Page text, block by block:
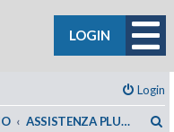
LOGIN
Login
ASSISTENZA PLUGIN C4DZONE